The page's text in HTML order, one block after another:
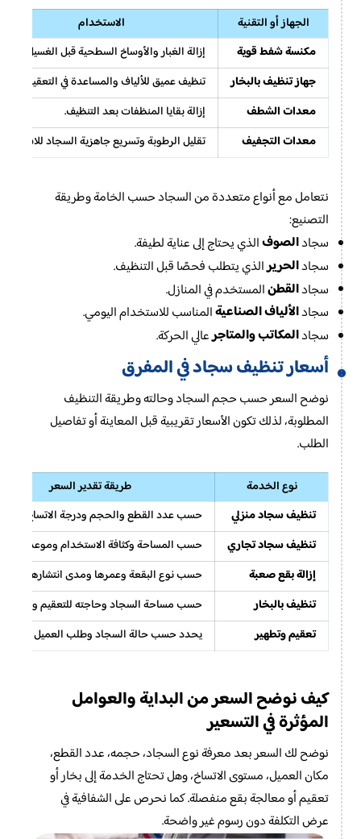
الجهاز أو التقنية
الاستخدام
مكنسة شفط قوية
إزالة الغبار والأوساخ السطحية قبل الغسيل.
جهاز تنظيف بالبخار
تنظيف عميق للألياف والمساعدة في التعقيم.
معدات الشطف
إزالة بقايا المنظفات بعد التنظيف.
معدات التجفيف
تقليل الرطوبة وتسريع جاهزية السجاد
نتعامل مع أنواع متعددة من السجاد حسب الخامة وطريقة
التصنيع:
سجادالصوفالذي يحتاج إلى عناية لطيفة.
سجادالحريرالذي يتطلب فحصًا قبل التنظيف.
سجادالقطنالمستخدم في المنازل.
سجادالألياف الصناعيةالمناسب للاستخدام اليومي.
سجادالمكاتب والمتاجرعالي الحركة.
أسعار تنظيف سجاد في المفرق
نوضح السعر حسب حجم السجاد وحالته وطريقة التنظيف
المطلوبة، لذلك تكون الأسعار تقريبية قبل المعاينة أو تفاصيل
الطلب.
نوع الخدمة
طريقة تقدير السعر
تنظيف سجاد منزلي
حسب عدد القطع والحجم ودرجة الاتساخ.
تنظيف سجاد تجاري
حسب المساحة وكثافة الاستخدام وموعد
إزالة بقع صعبة
حسب نوع البقعة وعمرها ومدى انتشارها.
تنظيف بالبخار
حسب مساحة السجاد وحاجته للتعقيم
تعقيم وتطهير
يحدد حسب حالة السجاد وطلب العميل بعد
كيف نوضح السعر من البداية والعوامل
المؤثرة في التسعير
نوضح لك السعر بعد معرفة نوع السجاد، حجمه، عدد القطع،
مكان العميل، مستوى الاتساخ، وهل تحتاج الخدمة إلى بخار أو
تعقيم أو معالجة بقع منفصلة. كما نحرص على الشفافية في
عرض التكلفة دون رسوم غير واضحة.